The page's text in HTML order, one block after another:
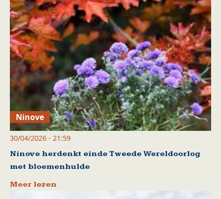
Ninove
30/04/2026 - 21:59
Ninove herdenkt einde Tweede Wereldoorlog
met bloemenhulde
Meer lezen